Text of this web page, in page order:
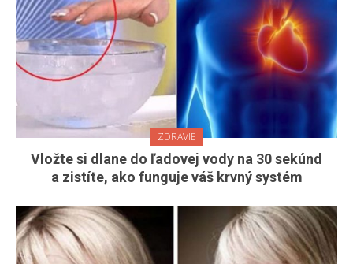
ZDRAVIE
Vložte si dlane do ľadovej vody na 30 sekúnd
a zistíte, ako funguje váš krvný systém